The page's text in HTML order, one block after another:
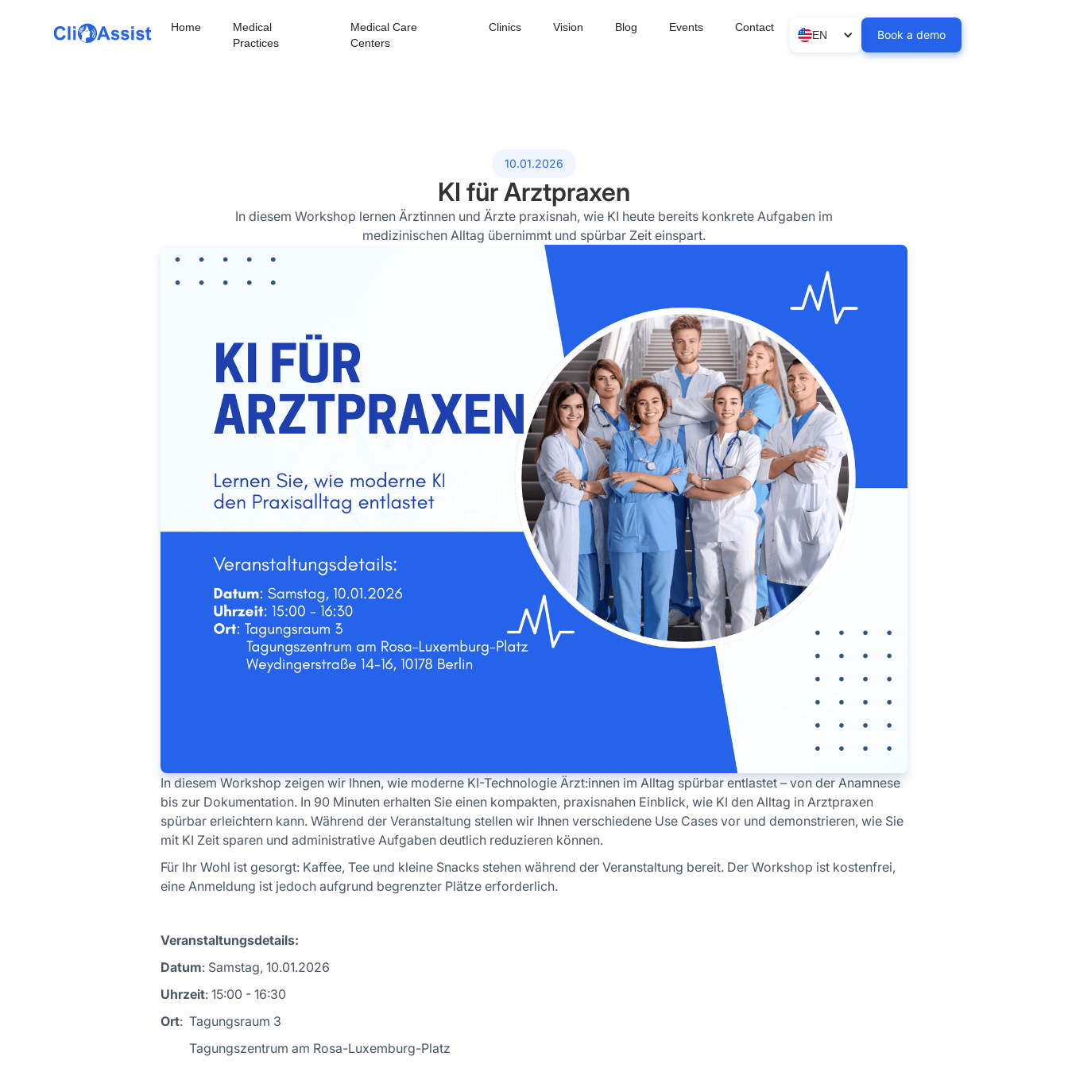
Home
Medical
Practices
Medical Care
Centers
Clinics Vision Blog Events Contact
EN Book a demo
10.01.2026
KI für Arztpraxen
In diesem Workshop lernen Ärztinnen und Ärzte praxisnah, wie KI heute bereits konkrete Aufgaben im
medizinischen Alltag übernimmt und spürbar Zeit einspart.
In diesem Workshop zeigen wir Ihnen, wie moderne KI-Technologie Ärzt:innen im Alltag spürbar entlastet – von der Anamnese
bis zur Dokumentation. In 90 Minuten erhalten Sie einen kompakten, praxisnahen Einblick, wie KI den Alltag in Arztpraxen
spürbar erleichtern kann. Während der Veranstaltung stellen wir Ihnen verschiedene Use Cases vor und demonstrieren, wie Sie
mit KI Zeit sparen und administrative Aufgaben deutlich reduzieren können.
Für Ihr Wohl ist gesorgt: Kaffee, Tee und kleine Snacks stehen während der Veranstaltung bereit. Der Workshop ist kostenfrei,
eine Anmeldung ist jedoch aufgrund begrenzter Plätze erforderlich.
Veranstaltungsdetails:
Datum: Samstag, 10.01.2026
Uhrzeit: 15:00 - 16:30
Ort: Tagungsraum 3
Tagungszentrum am Rosa-Luxemburg-Platz